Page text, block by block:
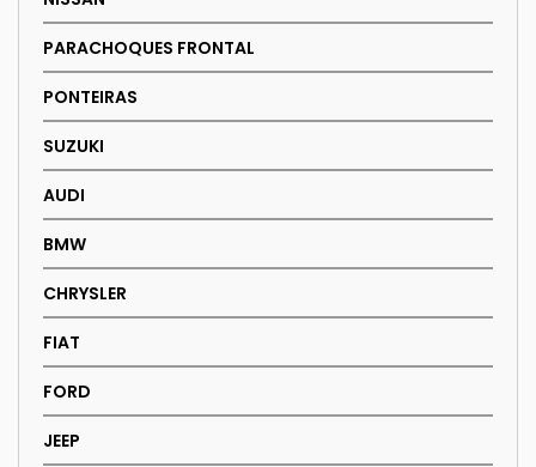
PARACHOQUES FRONTAL
PONTEIRAS
SUZUKI
AUDI
BMW
CHRYSLER
FIAT
FORD
JEEP